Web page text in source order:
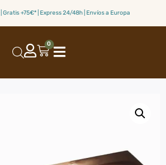
Gratis +75€* | Express 24/48h | Envíos a Europa
0